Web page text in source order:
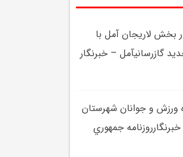
2500 خانوار بخش لاريجان آمل با
گازرسانيآمل – خبرنگار
‌ورزش و جوانان شهرستان
جمهوري